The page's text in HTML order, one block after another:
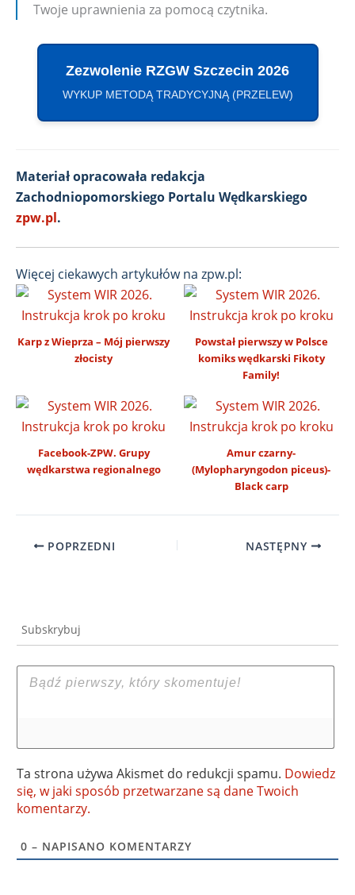
Twoje uprawnienia za pomocą czytnika.
Zezwolenie RZGW Szczecin 2026
WYKUP METODĄ TRADYCYJNĄ (PRZELEW)
Materiał opracowała redakcja
Zachodniopomorskiego Portalu Wędkarskiego
zpw.pl.
Więcej ciekawych artykułów na zpw.pl:
Karp z Wieprza – Mój pierwszy
złocisty
Powstał pierwszy w Polsce
komiks wędkarski Fikoty
Family!
Facebook-ZPW. Grupy
wędkarstwa regionalnego
Amur czarny-
(Mylopharyngodon piceus)-
Black carp
POPRZEDNI NASTĘPNY
Subskrybuj
Ta strona używa Akismet do redukcji spamu. Dowiedz
się, w jaki sposób przetwarzane są dane Twoich
komentarzy.
0 – NAPISANO KOMENTARZY